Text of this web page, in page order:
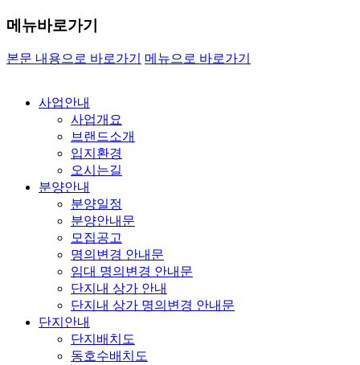
메뉴바로가기
본문 내용으로 바로가기 메뉴으로 바로가기
사업안내
사업개요
브랜드소개
입지환경
오시는길
분양안내
분양일정
분양안내문
모집공고
명의변경 안내문
임대 명의변경 안내문
단지내 상가 안내
단지내 상가 명의변경 안내문
단지안내
단지배치도
동호수배치도